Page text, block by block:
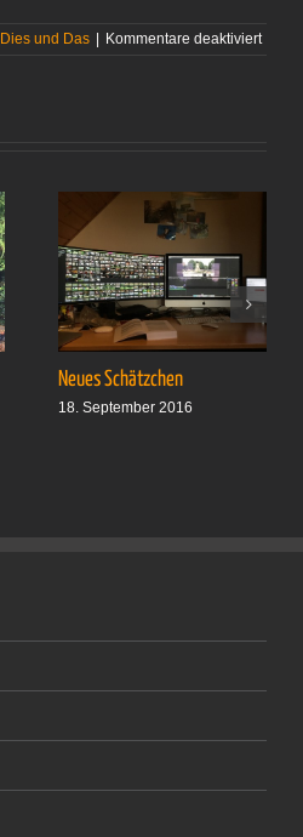
Dies und Das | Kommentare deaktiviertfür
Neues Schätzchen
18. September 2016